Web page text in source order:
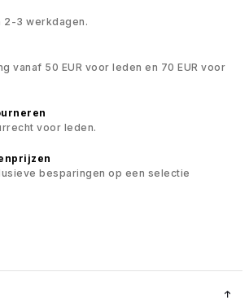
2-3 werkdagen.
vanaf 50 EUR voor leden en 70 EUR voor
voor leden.
besparingen op een selectie